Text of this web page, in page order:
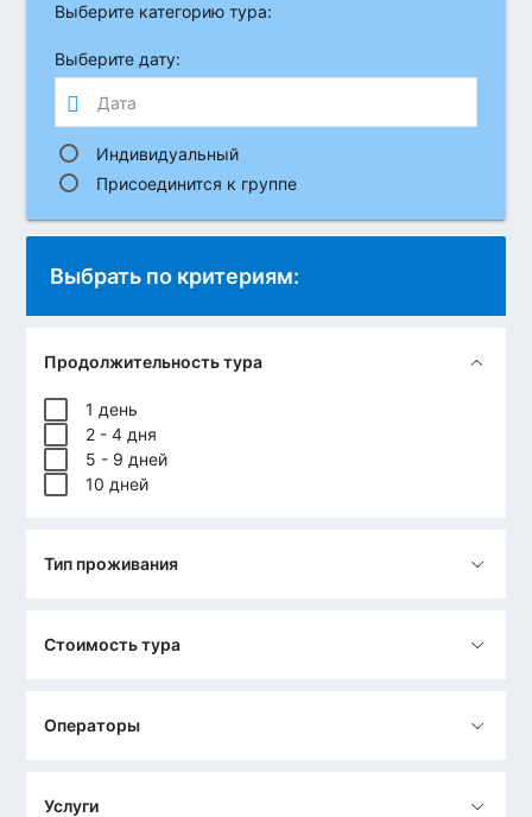
туристов съезжаются с различных стран, не
упускайте и вы возможность лично
побывать в подобных национальных шоу.
Приезжайте в Узбекистан в августе месяце
и вы отлично проведете время!
Напоминаем: Для гражданРоссии,
Казахстана, Белоруссии, Грузии, Молдовы,
въезда в Республику Узбекистан.
Выберите категорию тура:
Выберите дату:
Индивидуальный
Присоединится к группе
Выбрать по критериям:
Продолжительность тура
1 день
2 - 4 дня
5 - 9 дней
10 дней
Тип проживания
Стоимость тура
Операторы
Услуги